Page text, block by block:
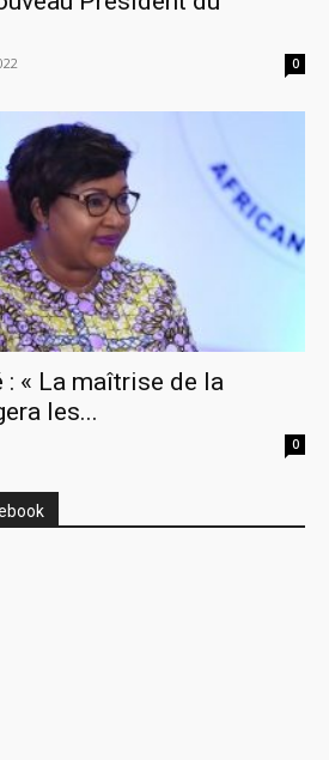
0
: « La maîtrise de la
les...
0